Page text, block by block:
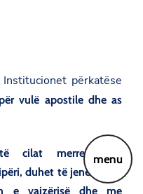
menu
përkatëse
vulë apostile dhe as
cilat merren nga
duhet të jenë me të
e vajzërisë dhe me